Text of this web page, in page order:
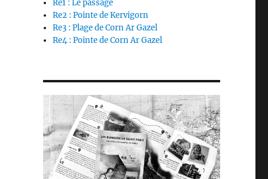
Re1 : Le passage
Re2 : Pointe de Kervigorn
Re3 : Plage de Corn Ar Gazel
Re4 : Pointe de Corn Ar Gazel